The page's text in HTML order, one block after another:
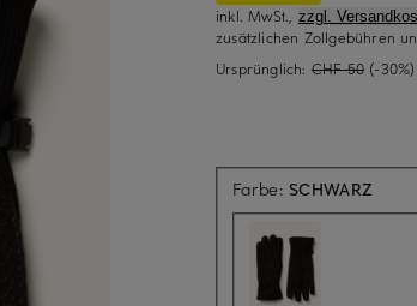
inkl. MwSt., zzgl.
zusätzlichen Zollgebühren
Ursprünglich: CHF 50 (-30%)
Farbe: SCHWARZ